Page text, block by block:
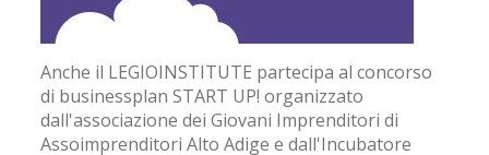
Anche il LEGIOINSTITUTE partecipa al concorso
di businessplan START UP! organizzato
dall'associazione dei Giovani Imprenditori di
Assoimprenditori Alto Adige e dall'Incubatore